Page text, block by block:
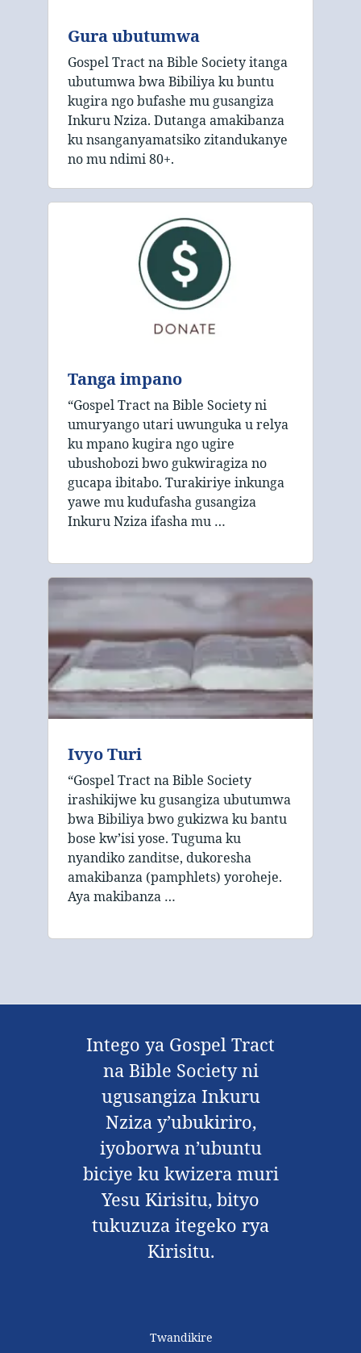
Gura ubutumwa
Gospel Tract na Bible Society itanga
ubutumwa bwa Bibiliya ku buntu
kugira ngo bufashe mu gusangiza
Inkuru Nziza. Dutanga amakibanza
ku nsanganyamatsiko zitandukanye
no mu ndimi 80+.
Tanga impano
“Gospel Tract na Bible Society ni
umuryango utari uwunguka u relya
ku mpano kugira ngo ugire
ubushobozi bwo gukwiragiza no
gucapa ibitabo. Turakiriye inkunga
yawe mu kudufasha gusangiza
Inkuru Nziza ifasha mu …
Ivyo Turi
“Gospel Tract na Bible Society
irashikijwe ku gusangiza ubutumwa
bwa Bibiliya bwo gukizwa ku bantu
bose kw’isi yose. Tuguma ku
nyandiko zanditse, dukoresha
amakibanza (pamphlets) yoroheje.
Aya makibanza …
Intego ya Gospel Tract
na Bible Society ni
ugusangiza Inkuru
Nziza y’ubukiriro,
iyoborwa n’ubuntu
biciye ku kwizera muri
Yesu Kirisitu, bityo
tukuzuza itegeko rya
Kirisitu.
Twandikire